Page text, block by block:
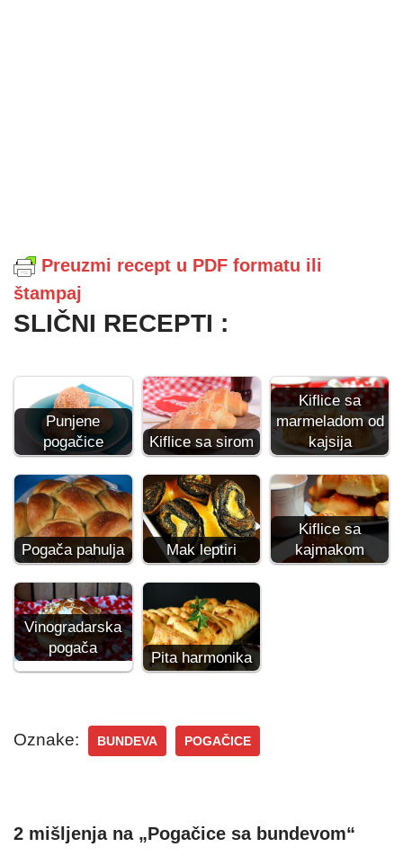
Preuzmi recept u PDF formatu ili
štampaj
SLIČNI RECEPTI :
Punjene
pogačice
Kiflice sa sirom
Kiflice sa
marmeladom od
kajsija
Pogača pahulja Mak leptiri
Kiflice sa
kajmakom
Vinogradarska
pogača
Pita harmonika
Oznake: BUNDEVA POGAČICE
2 mišljenja na „Pogačice sa bundevom“